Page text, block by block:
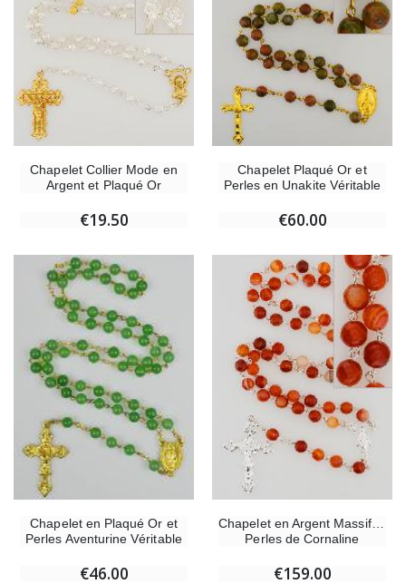
Chapelet Collier Mode en
Argent et Plaqué Or
€19.50
Chapelet Plaqué Or et
Perles en Unakite Véritable
€60.00
Chapelet en Plaqué Or et
Perles Aventurine Véritable
€46.00
Chapelet en Argent Massif et
Perles de Cornaline
€159.00